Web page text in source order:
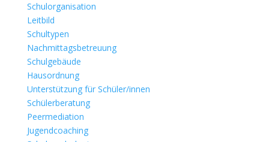
Schulorganisation
Leitbild
Schultypen
Nachmittagsbetreuung
Schulgebäude
Hausordnung
Unterstützung für Schüler/innen
Schülerberatung
Peermediation
Jugendcoaching